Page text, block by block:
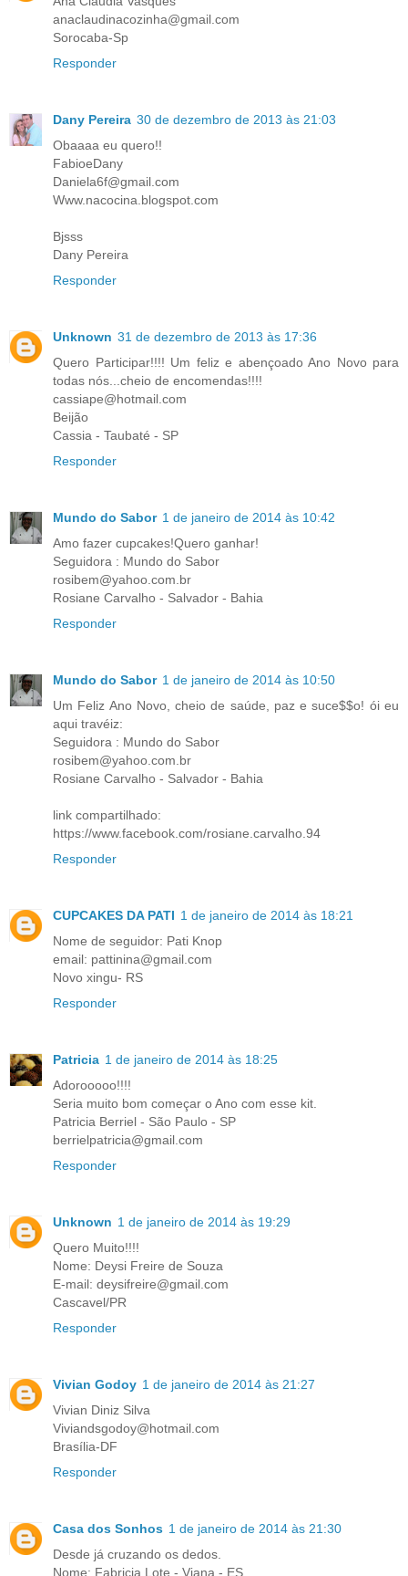
anaclaudinacozinha@gmail.com
Sorocaba-Sp
Responder
Dany Pereira 30 de dezembro de 2013 às 21:03
Obaaaa eu quero!!
FabioeDany
Daniela6f@gmail.com
Www.nacocina.blogspot.com
Bjsss
Dany Pereira
Responder
Unknown 31 de dezembro de 2013 às 17:36
Quero Participar!!!! Um feliz e abençoado Ano Novo para
todas nós...cheio de encomendas!!!!
cassiape@hotmail.com
Beijão
Cassia - Taubaté - SP
Responder
Mundo do Sabor 1 de janeiro de 2014 às 10:42
Amo fazer cupcakes!Quero ganhar!
Seguidora : Mundo do Sabor
rosibem@yahoo.com.br
Rosiane Carvalho - Salvador - Bahia
Responder
Mundo do Sabor 1 de janeiro de 2014 às 10:50
Um Feliz Ano Novo, cheio de saúde, paz e suce$$o! ói eu
aqui travéiz:
Seguidora : Mundo do Sabor
rosibem@yahoo.com.br
Rosiane Carvalho - Salvador - Bahia
link compartilhado:
https://www.facebook.com/rosiane.carvalho.94
Responder
CUPCAKES DA PATI 1 de janeiro de 2014 às 18:21
Nome de seguidor: Pati Knop
email: pattinina@gmail.com
Novo xingu- RS
Responder
Patricia 1 de janeiro de 2014 às 18:25
Adorooooo!!!!
Seria muito bom começar o Ano com esse kit.
Patricia Berriel - São Paulo - SP
berrielpatricia@gmail.com
Responder
Unknown 1 de janeiro de 2014 às 19:29
Quero Muito!!!!
Nome: Deysi Freire de Souza
E-mail: deysifreire@gmail.com
Cascavel/PR
Responder
Vivian Godoy 1 de janeiro de 2014 às 21:27
Vivian Diniz Silva
Viviandsgodoy@hotmail.com
Brasília-DF
Responder
Casa dos Sonhos 1 de janeiro de 2014 às 21:30
Desde já cruzando os dedos.
Nome: Fabricia Lote - Viana - ES